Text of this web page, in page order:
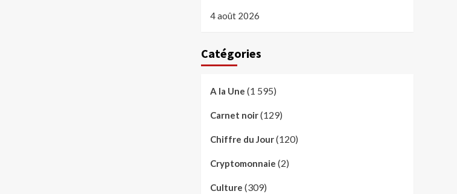
4 août 2026
Catégories
A la Une (1 595)
Carnet noir(129)
Chiffre du Jour(120)
Cryptomonnaie (2)
Culture (309)